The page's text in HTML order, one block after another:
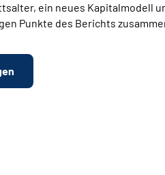
ein neues Kapitalmodell
Punkte des Berichts